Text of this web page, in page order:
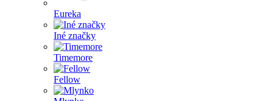
Eureka
Iné značky
Timemore
Fellow